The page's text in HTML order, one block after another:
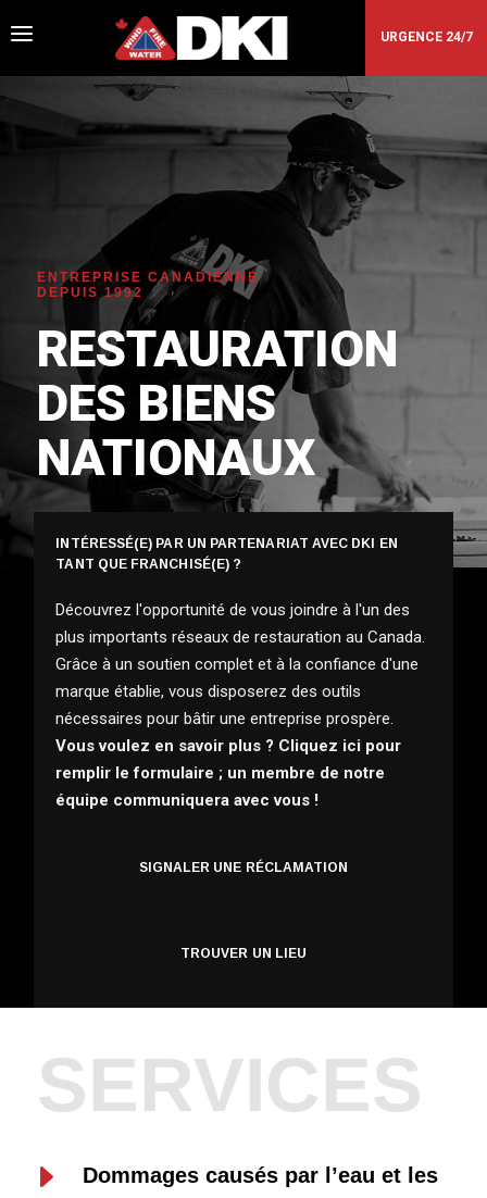
a URGENCE 24/7
ENTREPRISE CANADIENNE
DEPUIS 1992
RESTAURATION
DES BIENS
NATIONAUX
INTÉRESSÉ(E) PAR UN PARTENARIAT AVEC DKI EN
TANT QUE FRANCHISÉ(E) ?
Découvrez l'opportunité de vous joindre à l'un des
plus importants réseaux de restauration au Canada.
Grâce à un soutien complet et à la confiance d'une
marque établie, vous disposerez des outils
nécessaires pour bâtir une entreprise prospère.
Vous voulez en savoir plus ? Cliquez ici pour
remplir le formulaire ; un membre de notre
équipe communiquera avec vous !
SIGNALER UNE RÉCLAMATION
TROUVER UN LIEU
SERVICES
E
Dommages causés par l’eau et les